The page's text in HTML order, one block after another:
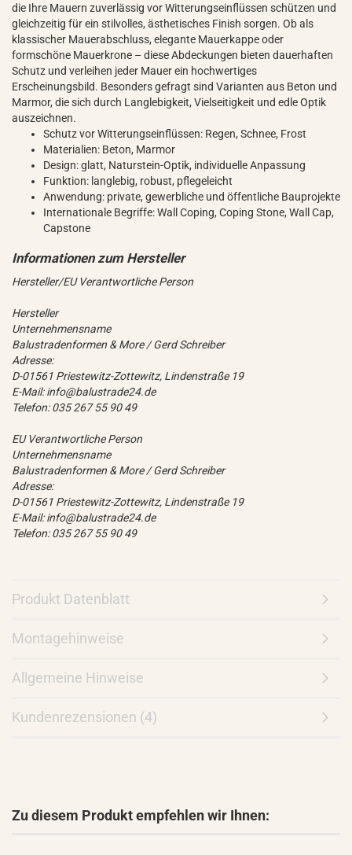
die Ihre Mauern zuverlässig vor Witterungseinflüssen schützen und
gleichzeitig für ein stilvolles, ästhetisches Finish sorgen. Ob als
klassischer Mauerabschluss, elegante Mauerkappe oder
formschöne Mauerkrone – diese Abdeckungen bieten dauerhaften
Schutz und verleihen jeder Mauer ein hochwertiges
Erscheinungsbild. Besonders gefragt sind Varianten aus Beton und
Marmor, die sich durch Langlebigkeit, Vielseitigkeit und edle Optik
auszeichnen.
Schutz vor Witterungseinflüssen: Regen, Schnee, Frost
Materialien: Beton, Marmor
Design: glatt, Naturstein-Optik, individuelle Anpassung
Funktion: langlebig, robust, pflegeleicht
Anwendung: private, gewerbliche und öffentliche Bauprojekte
Internationale Begriffe: Wall Coping, Coping Stone, Wall Cap,
Capstone
Hersteller/EU Verantwortliche Person
Hersteller
Unternehmensname
Balustradenformen & More / Gerd Schreiber
Adresse:
D-01561 Priestewitz-Zottewitz, Lindenstraße 19
E-Mail: info@balustrade24.de
Telefon: 035 267 55 90 49
EU Verantwortliche Person
Unternehmensname
Balustradenformen & More / Gerd Schreiber
Adresse:
D-01561 Priestewitz-Zottewitz, Lindenstraße 19
E-Mail: info@balustrade24.de
Telefon: 035 267 55 90 49
Produkt Datenblatt
Montagehinweise
Allgemeine Hinweise
Kundenrezensionen (4)
Zu diesem Produkt empfehlen wir Ihnen: